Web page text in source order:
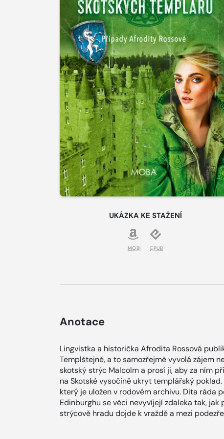
UKÁZKA KE STAŽENÍ
MOBI EPUB
Anotace
Lingvistka a historička Afrodita Rossová
Templštejně, a to samozřejmě vyvolá zájem
skotský strýc Malcolm a prosí ji, aby za ním
na Skotské vysočině ukryt templářský
který je uložen v rodovém archivu. Dita ráda
Edinburghu se věci nevyvíjejí zdaleka tak,
strýcově hradu dojde k vraždě a mezi